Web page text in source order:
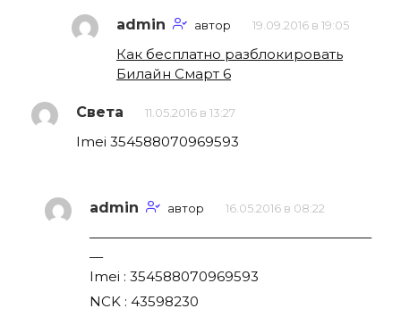
admin автор 19.09.2016 в 19:05
Как бесплатно разблокировать
Билайн Смарт 6
Света 11.05.2016 в 13:27
Imei 354588070969593
admin автор 16.05.2016 в 08:22
—————————————————————
—
Imei : 354588070969593
NCK : 43598230